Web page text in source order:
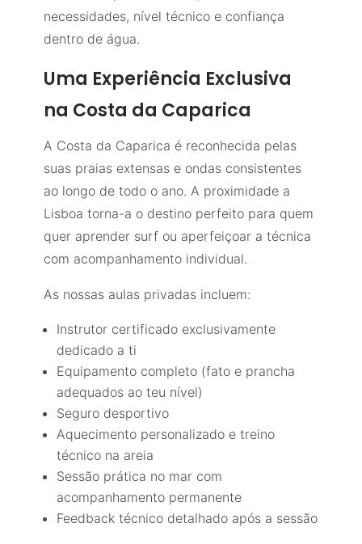
necessidades, nível técnico e confiança
dentro de água.
Uma Experiência Exclusiva
na Costa da Caparica
A Costa da Caparica é reconhecida pelas
suas praias extensas e ondas consistentes
ao longo de todo o ano. A proximidade a
Lisboa torna-a o destino perfeito para quem
quer aprender surf ou aperfeiçoar a técnica
com acompanhamento individual.
As nossas aulas privadas incluem:
Instrutor certificado exclusivamente
dedicado a ti
Equipamento completo (fato e prancha
adequados ao teu nível)
Seguro desportivo
Aquecimento personalizado e treino
técnico na areia
Sessão prática no mar com
acompanhamento permanente
Feedback técnico detalhado após a sessão